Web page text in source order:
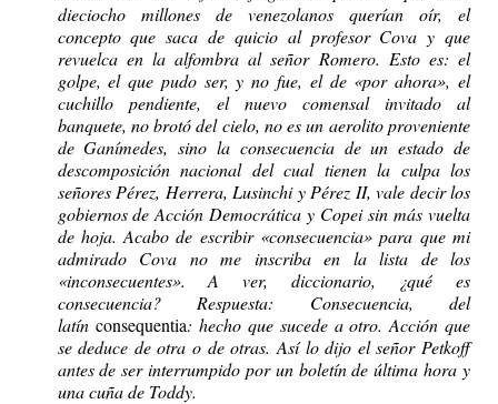
dieciocho millones de venezolanos querían oír, el
concepto que saca de quicio al profesor Cova y que
revuelca en la alfombra al señor Romero. Esto es: el
golpe, el que pudo ser, y no fue, el de «por ahora», el
cuchillo pendiente, el nuevo comensal invitado al
banquete, no brotó del cielo, no es un aerolito proveniente
de Ganímedes, sino la consecuencia de un estado de
descomposición nacional del cual tienen la culpa los
señores Pérez, Herrera, Lusinchi y Pérez II, vale decir los
gobiernos de Acción Democrática y Copei sin más vuelta
de hoja. Acabo de escribir «consecuencia» para que mi
admirado Cova no me inscriba en la lista de los
«inconsecuentes». A ver, diccionario, ¿qué es
consecuencia? Respuesta: Consecuencia, del
latínconsequentia: hecho que sucede a otro. Acción que
se deduce de otra o de otras. Así lo dijo el señor Petkoff
antes de ser interrumpido por un boletín de última hora y
una cuña de Toddy.